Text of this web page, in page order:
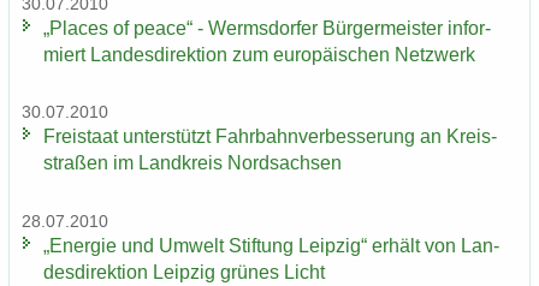
30.07.2010
„Places of peace“ - Werms­dor­fer Bür­ger­meis­ter in­for­
miert Lan­des­di­rek­ti­on zum eu­ro­päi­schen Netz­werk
30.07.2010
Frei­staat un­ter­stützt Fahr­bahn­ver­bes­se­rung an Kreis­
stra­ßen im Land­kreis Nord­sach­sen
28.07.2010
„En­er­gie und Um­welt Stif­tung Leip­zig“ er­hält von Lan­
des­di­rek­ti­on Leip­zig grü­nes Licht